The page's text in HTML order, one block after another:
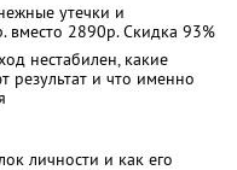
утечки и
вместо 2890р. Скидка 93%
нестабилен, какие
результат и что именно
личности и как его